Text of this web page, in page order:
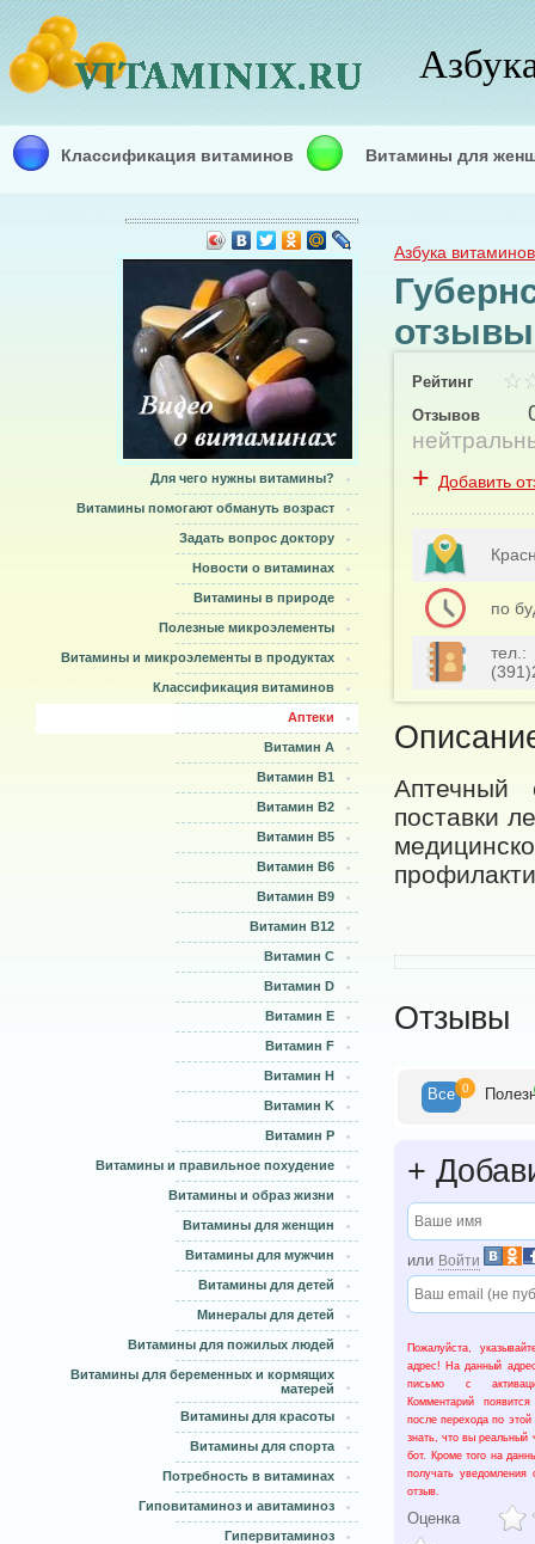
Классификация витаминов Витамины для
Для чего нужны витамины?
Витамины помогают обмануть возраст
Задать вопрос доктору
Новости о витаминах
Витамины в природе
Полезные микроэлементы
Витамины и микроэлементы в продуктах
Классификация витаминов
Аптеки
Витамин A
Витамин B1
Витамин B2
Витамин B5
Витамин B6
Витамин B9
Витамин B12
Витамин С
Витамин D
Витамин E
Витамин F
Витамин H
Витамин K
Витамин Р
Витамины и правильное похудение
Витамины и образ жизни
Витамины для женщин
Витамины для мужчин
Витамины для детей
Минералы для детей
Витамины для пожилых людей
Витамины для беременных и кормящих
матерей
Витамины для красоты
Витамины для спорта
Потребность в витаминах
Гиповитаминоз и авитаминоз
Гипервитаминоз
Азбука
Рейтинг
Отзывов
+ Добавить
по
Аптечный
поставки
Отзывы
Все 0
+
или Войти
Пожалуйста,
адрес! На данный
письмо с
Комментарий
после перехода по
знать, что вы реальный
бот. Кроме того на
получать
отзыв.
Оценка